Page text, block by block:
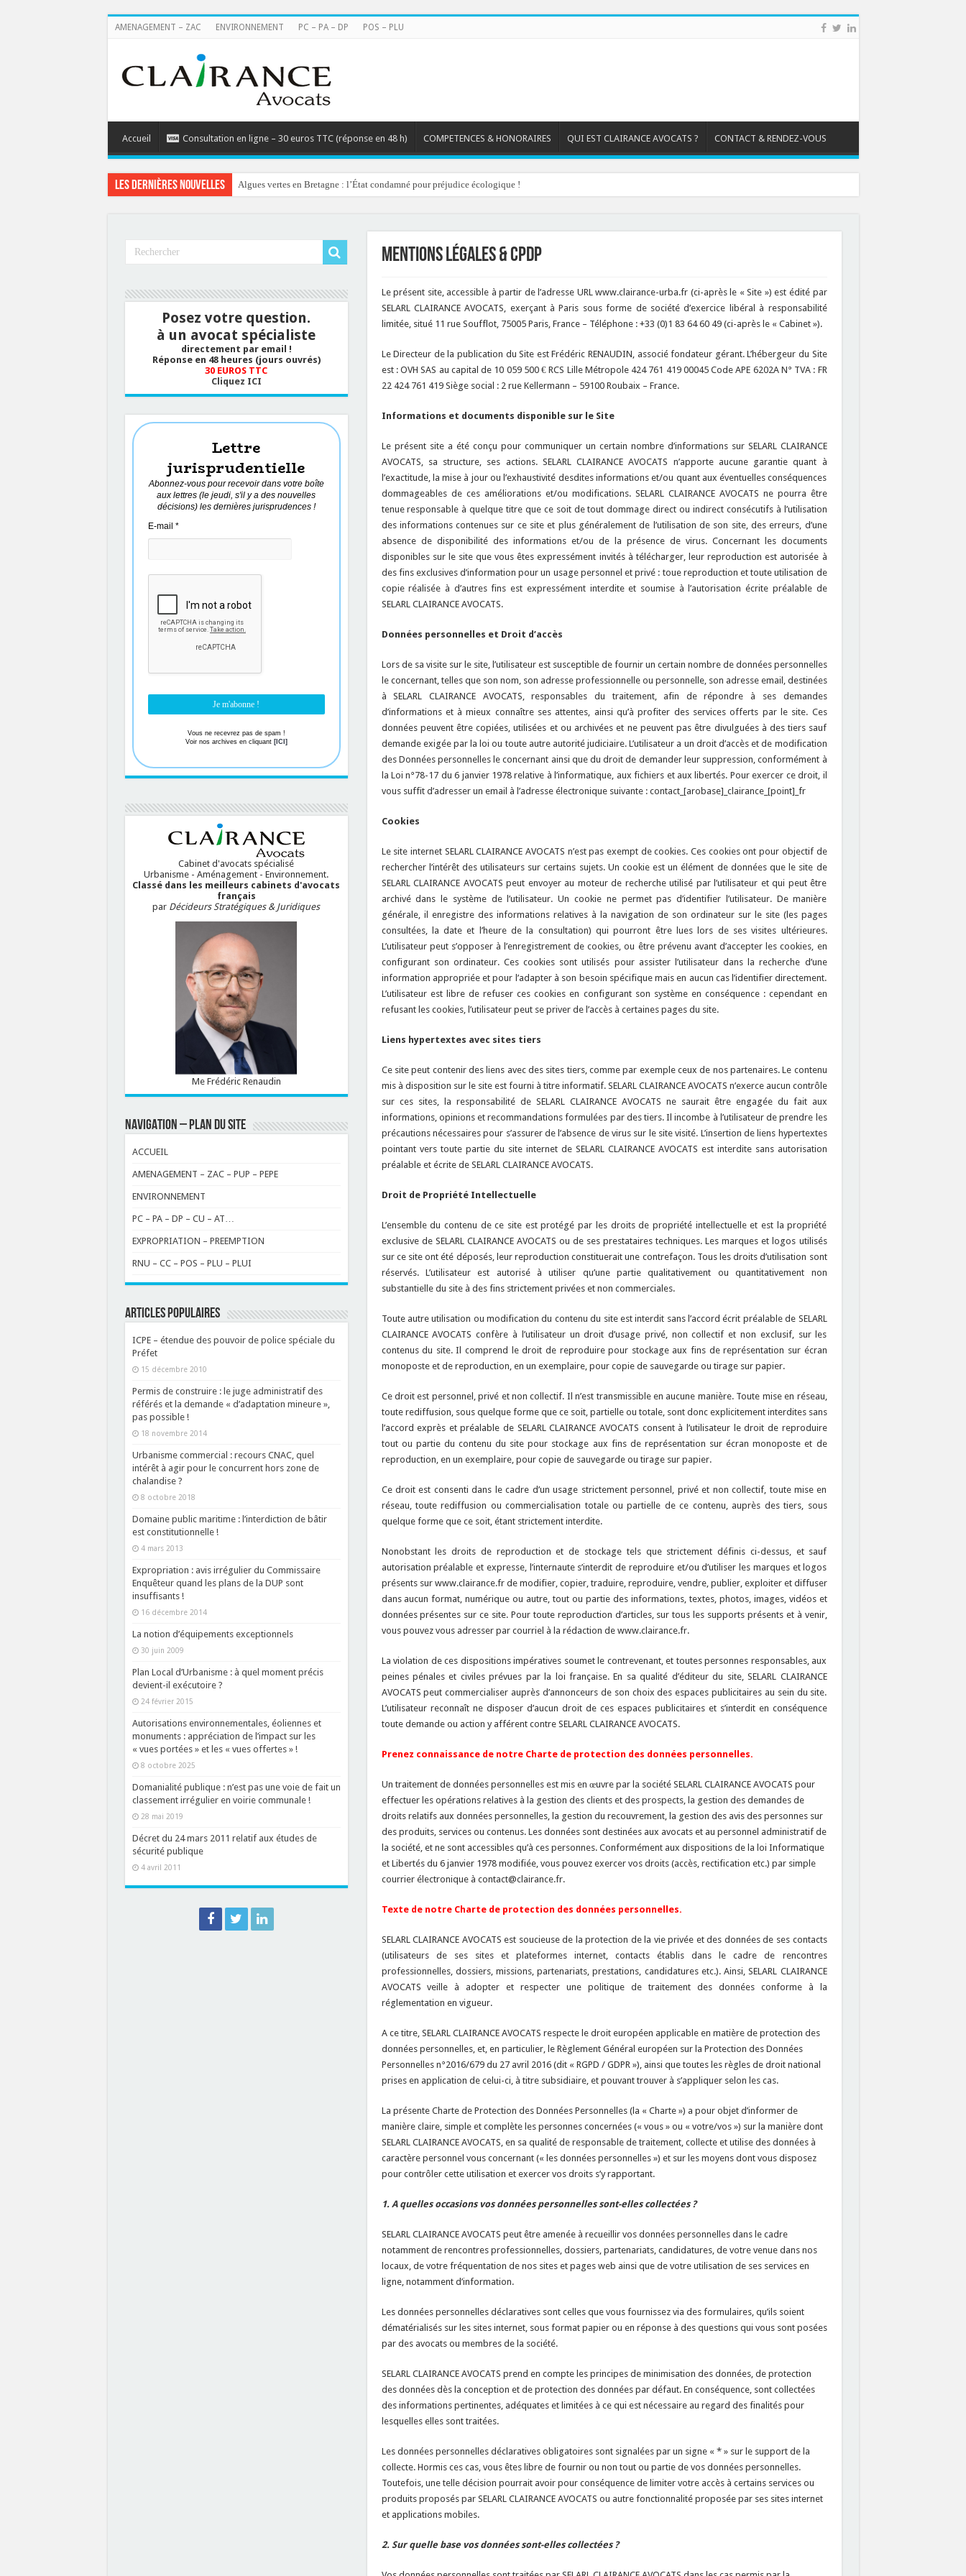
AMENAGEMENT – ZAC ENVIRONNEMENT PC – PA – DP POS – PLU
Accueil Consultation en ligne – 30 euros TTC (réponse en 48 h) COMPETENCES & HONORAIRES QUI EST CLAIRANCE AVOCATS ? CONTACT & RENDEZ-VOUS
Les dernières nouvelles Algues vertes en Bretagne : l’État condamné pour préjudice écologique !
Reconstruction de chalets d’alpage : le préfet condamné à délivrer l’autorisation malgré des travaux sans autorisation !
Mentions légales & CPDP
Le présent site, accessible à partir de l’adresse URL www.clairance-urba.fr (ci-après le « Site ») est édité par
SELARL CLAIRANCE AVOCATS, exerçant à Paris sous forme de société d’exercice libéral à responsabilité
limitée, situé 11 rue Soufflot, 75005 Paris, France – Téléphone : +33 (0)1 83 64 60 49 (ci-après le « Cabinet »).
Le Directeur de la publication du Site est Frédéric RENAUDIN, associé fondateur gérant. L’hébergeur du Site
est : OVH SAS au capital de 10 059 500 € RCS Lille Métropole 424 761 419 00045 Code APE 6202A N° TVA : FR
22 424 761 419 Siège social : 2 rue Kellermann – 59100 Roubaix – France.
Informations et documents disponible sur le Site
Le présent site a été conçu pour communiquer un certain nombre d’informations sur SELARL CLAIRANCE
AVOCATS, sa structure, ses actions. SELARL CLAIRANCE AVOCATS n’apporte aucune garantie quant à
l’exactitude, la mise à jour ou l’exhaustivité desdites informations et/ou quant aux éventuelles conséquences
dommageables de ces améliorations et/ou modifications. SELARL CLAIRANCE AVOCATS ne pourra être
tenue responsable à quelque titre que ce soit de tout dommage direct ou indirect consécutifs à l’utilisation
des informations contenues sur ce site et plus généralement de l’utilisation de son site, des erreurs, d’une
absence de disponibilité des informations et/ou de la présence de virus. Concernant les documents
disponibles sur le site que vous êtes expressément invités à télécharger, leur reproduction est autorisée à
des fins exclusives d’information pour un usage personnel et privé : toue reproduction et toute utilisation de
copie réalisée à d’autres fins est expressément interdite et soumise à l’autorisation écrite préalable de
SELARL CLAIRANCE AVOCATS.
Données personnelles et Droit d’accès
Lors de sa visite sur le site, l’utilisateur est susceptible de fournir un certain nombre de données personnelles
le concernant, telles que son nom, son adresse professionnelle ou personnelle, son adresse email, destinées
à SELARL CLAIRANCE AVOCATS, responsables du traitement, afin de répondre à ses demandes
d’informations et à mieux connaître ses attentes, ainsi qu’à profiter des services offerts par le site. Ces
données peuvent être copiées, utilisées et ou archivées et ne peuvent pas être divulguées à des tiers sauf
demande exigée par la loi ou toute autre autorité judiciaire. L’utilisateur a un droit d’accès et de modification
des Données personnelles le concernant ainsi que du droit de demander leur suppression, conformément à
la Loi n°78-17 du 6 janvier 1978 relative à l’informatique, aux fichiers et aux libertés. Pour exercer ce droit, il
vous suffit d’adresser un email à l’adresse électronique suivante : contact_[arobase]_clairance_[point]_fr
Cookies
Le site internet SELARL CLAIRANCE AVOCATS n’est pas exempt de cookies. Ces cookies ont pour objectif de
rechercher l’intérêt des utilisateurs sur certains sujets. Un cookie est un élément de données que le site de
SELARL CLAIRANCE AVOCATS peut envoyer au moteur de recherche utilisé par l’utilisateur et qui peut être
archivé dans le système de l’utilisateur. Un cookie ne permet pas d’identifier l’utilisateur. De manière
générale, il enregistre des informations relatives à la navigation de son ordinateur sur le site (les pages
consultées, la date et l’heure de la consultation) qui pourront être lues lors de ses visites ultérieures.
L’utilisateur peut s’opposer à l’enregistrement de cookies, ou être prévenu avant d’accepter les cookies, en
configurant son ordinateur. Ces cookies sont utilisés pour assister l’utilisateur dans la recherche d’une
information appropriée et pour l’adapter à son besoin spécifique mais en aucun cas l’identifier directement.
L’utilisateur est libre de refuser ces cookies en configurant son système en conséquence : cependant en
refusant les cookies, l’utilisateur peut se priver de l’accès à certaines pages du site.
Liens hypertextes avec sites tiers
Ce site peut contenir des liens avec des sites tiers, comme par exemple ceux de nos partenaires. Le contenu
mis à disposition sur le site est fourni à titre informatif. SELARL CLAIRANCE AVOCATS n’exerce aucun contrôle
sur ces sites, la responsabilité de SELARL CLAIRANCE AVOCATS ne saurait être engagée du fait aux
informations, opinions et recommandations formulées par des tiers. Il incombe à l’utilisateur de prendre les
précautions nécessaires pour s’assurer de l’absence de virus sur le site visité. L’insertion de liens hypertextes
pointant vers toute partie du site internet de SELARL CLAIRANCE AVOCATS est interdite sans autorisation
préalable et écrite de SELARL CLAIRANCE AVOCATS.
Droit de Propriété Intellectuelle
L’ensemble du contenu de ce site est protégé par les droits de propriété intellectuelle et est la propriété
exclusive de SELARL CLAIRANCE AVOCATS ou de ses prestataires techniques. Les marques et logos utilisés
sur ce site ont été déposés, leur reproduction constituerait une contrefaçon. Tous les droits d’utilisation sont
réservés. L’utilisateur est autorisé à utiliser qu’une partie qualitativement ou quantitativement non
substantielle du site à des fins strictement privées et non commerciales.
Toute autre utilisation ou modification du contenu du site est interdit sans l’accord écrit préalable de SELARL
CLAIRANCE AVOCATS confère à l’utilisateur un droit d’usage privé, non collectif et non exclusif, sur les
contenus du site. Il comprend le droit de reproduire pour stockage aux fins de représentation sur écran
monoposte et de reproduction, en un exemplaire, pour copie de sauvegarde ou tirage sur papier.
Ce droit est personnel, privé et non collectif. Il n’est transmissible en aucune manière. Toute mise en réseau,
toute rediffusion, sous quelque forme que ce soit, partielle ou totale, sont donc explicitement interdites sans
l’accord exprès et préalable de SELARL CLAIRANCE AVOCATS consent à l’utilisateur le droit de reproduire
tout ou partie du contenu du site pour stockage aux fins de représentation sur écran monoposte et de
reproduction, en un exemplaire, pour copie de sauvegarde ou tirage sur papier.
Ce droit est consenti dans le cadre d’un usage strictement personnel, privé et non collectif, toute mise en
réseau, toute rediffusion ou commercialisation totale ou partielle de ce contenu, auprès des tiers, sous
quelque forme que ce soit, étant strictement interdite.
Nonobstant les droits de reproduction et de stockage tels que strictement définis ci-dessus, et sauf
autorisation préalable et expresse, l’internaute s’interdit de reproduire et/ou d’utiliser les marques et logos
présents sur www.clairance.fr de modifier, copier, traduire, reproduire, vendre, publier, exploiter et diffuser
dans aucun format, numérique ou autre, tout ou partie des informations, textes, photos, images, vidéos et
données présentes sur ce site. Pour toute reproduction d’articles, sur tous les supports présents et à venir,
vous pouvez vous adresser par courriel à la rédaction de www.clairance.fr.
La violation de ces dispositions impératives soumet le contrevenant, et toutes personnes responsables, aux
peines pénales et civiles prévues par la loi française. En sa qualité d’éditeur du site, SELARL CLAIRANCE
AVOCATS peut commercialiser auprès d’annonceurs de son choix des espaces publicitaires au sein du site.
L’utilisateur reconnaît ne disposer d’aucun droit de ces espaces publicitaires et s’interdit en conséquence
toute demande ou action y afférent contre SELARL CLAIRANCE AVOCATS.
Prenez connaissance de notre Charte de protection des données personnelles.
Un traitement de données personnelles est mis en œuvre par la société SELARL CLAIRANCE AVOCATS pour
effectuer les opérations relatives à la gestion des clients et des prospects, la gestion des demandes de
droits relatifs aux données personnelles, la gestion du recouvrement, la gestion des avis des personnes sur
des produits, services ou contenus. Les données sont destinées aux avocats et au personnel administratif de
la société, et ne sont accessibles qu’à ces personnes. Conformément aux dispositions de la loi Informatique
et Libertés du 6 janvier 1978 modifiée, vous pouvez exercer vos droits (accès, rectification etc.) par simple
courrier électronique à contact@clairance.fr.
Texte de notre Charte de protection des données personnelles.
SELARL CLAIRANCE AVOCATS est soucieuse de la protection de la vie privée et des données de ses contacts
(utilisateurs de ses sites et plateformes internet, contacts établis dans le cadre de rencontres
professionnelles, dossiers, missions, partenariats, prestations, candidatures etc.). Ainsi, SELARL CLAIRANCE
AVOCATS veille à adopter et respecter une politique de traitement des données conforme à la
réglementation en vigueur.
A ce titre, SELARL CLAIRANCE AVOCATS respecte le droit européen applicable en matière de protection des
données personnelles, et, en particulier, le Règlement Général européen sur la Protection des Données
Personnelles n°2016/679 du 27 avril 2016 (dit « RGPD / GDPR »), ainsi que toutes les règles de droit national
prises en application de celui-ci, à titre subsidiaire, et pouvant trouver à s’appliquer selon les cas.
La présente Charte de Protection des Données Personnelles (la « Charte ») a pour objet d’informer de
manière claire, simple et complète les personnes concernées (« vous » ou « votre/vos ») sur la manière dont
SELARL CLAIRANCE AVOCATS, en sa qualité de responsable de traitement, collecte et utilise des données à
caractère personnel vous concernant (« les données personnelles ») et sur les moyens dont vous disposez
pour contrôler cette utilisation et exercer vos droits s’y rapportant.
1. A quelles occasions vos données personnelles sont-elles collectées ?
SELARL CLAIRANCE AVOCATS peut être amenée à recueillir vos données personnelles dans le cadre
notamment de rencontres professionnelles, dossiers, partenariats, candidatures, de votre venue dans nos
locaux, de votre fréquentation de nos sites et pages web ainsi que de votre utilisation de ses services en
ligne, notamment d’information.
Les données personnelles déclaratives sont celles que vous fournissez via des formulaires, qu’ils soient
dématérialisés sur les sites internet, sous format papier ou en réponse à des questions qui vous sont posées
par des avocats ou membres de la société.
SELARL CLAIRANCE AVOCATS prend en compte les principes de minimisation des données, de protection
des données dès la conception et de protection des données par défaut. En conséquence, sont collectées
des informations pertinentes, adéquates et limitées à ce qui est nécessaire au regard des finalités pour
lesquelles elles sont traitées.
Les données personnelles déclaratives obligatoires sont signalées par un signe « * » sur le support de la
collecte. Hormis ces cas, vous êtes libre de fournir ou non tout ou partie de vos données personnelles.
Toutefois, une telle décision pourrait avoir pour conséquence de limiter votre accès à certains services ou
produits proposés par SELARL CLAIRANCE AVOCATS ou autre fonctionnalité proposée par ses sites internet
et applications mobiles.
2. Sur quelle base vos données sont-elles collectées ?
Posez votre question.
à un avocat spécialiste
directement par email !
Réponse en 48 heures (jours ouvrés)
30 EUROS TTC
Cliquez ICI
Lettre
jurisprudentielle
Abonnez-vous pour recevoir dans votre boîte
aux lettres (le jeudi, s'il y a des nouvelles
décisions) les dernières jurisprudences !
E-mail *
Vous ne recevrez pas de spam !
Voir nos archives en cliquant [ICI]
Cabinet d'avocats spécialisé
Urbanisme - Aménagement - Environnement.
Classé dans les meilleurs cabinets d'avocats
français
par Décideurs Stratégiques & Juridiques
Me Frédéric Renaudin
NAVIGATION – PLAN DU SITE
ACCUEIL
AMENAGEMENT – ZAC – PUP – PEPE
ENVIRONNEMENT
PC – PA – DP – CU – AT…
EXPROPRIATION – PREEMPTION
RNU – CC – POS – PLU – PLUI
ARTICLES POPULAIRES
ICPE – étendue des pouvoir de police spéciale du
Préfet
15 décembre 2010
Permis de construire : le juge administratif des
référés et la demande « d’adaptation mineure »,
pas possible !
18 novembre 2014
Urbanisme commercial : recours CNAC, quel
intérêt à agir pour le concurrent hors zone de
chalandise ?
8 octobre 2018
Domaine public maritime : l’interdiction de bâtir
est constitutionnelle !
4 mars 2013
Expropriation : avis irrégulier du Commissaire
Enquêteur quand les plans de la DUP sont
insuffisants !
16 décembre 2014
La notion d’équipements exceptionnels
30 juin 2009
Plan Local d’Urbanisme : à quel moment précis
devient-il exécutoire ?
24 février 2015
Autorisations environnementales, éoliennes et
monuments : appréciation de l’impact sur les
« vues portées » et les « vues offertes » !
8 octobre 2025
Domanialité publique : n’est pas une voie de fait un
classement irrégulier en voirie communale !
28 mai 2019
Décret du 24 mars 2011 relatif aux études de
sécurité publique
4 avril 2011